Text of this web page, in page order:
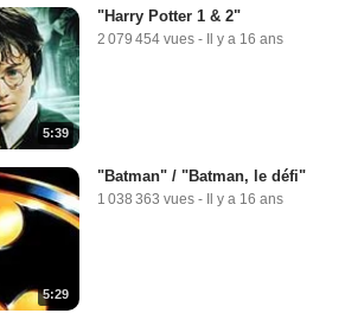
5:39
"Harry Potter 1 & 2"
2 079 454 vues - Il y a 16 ans
5:29
"Batman" / "Batman, le défi"
1 038 363 vues - Il y a 16 ans